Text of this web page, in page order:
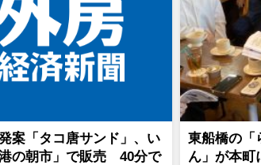
案「タコ唐サンド」、い
の朝市」で販売 40分で
東船橋の「
ん」が本